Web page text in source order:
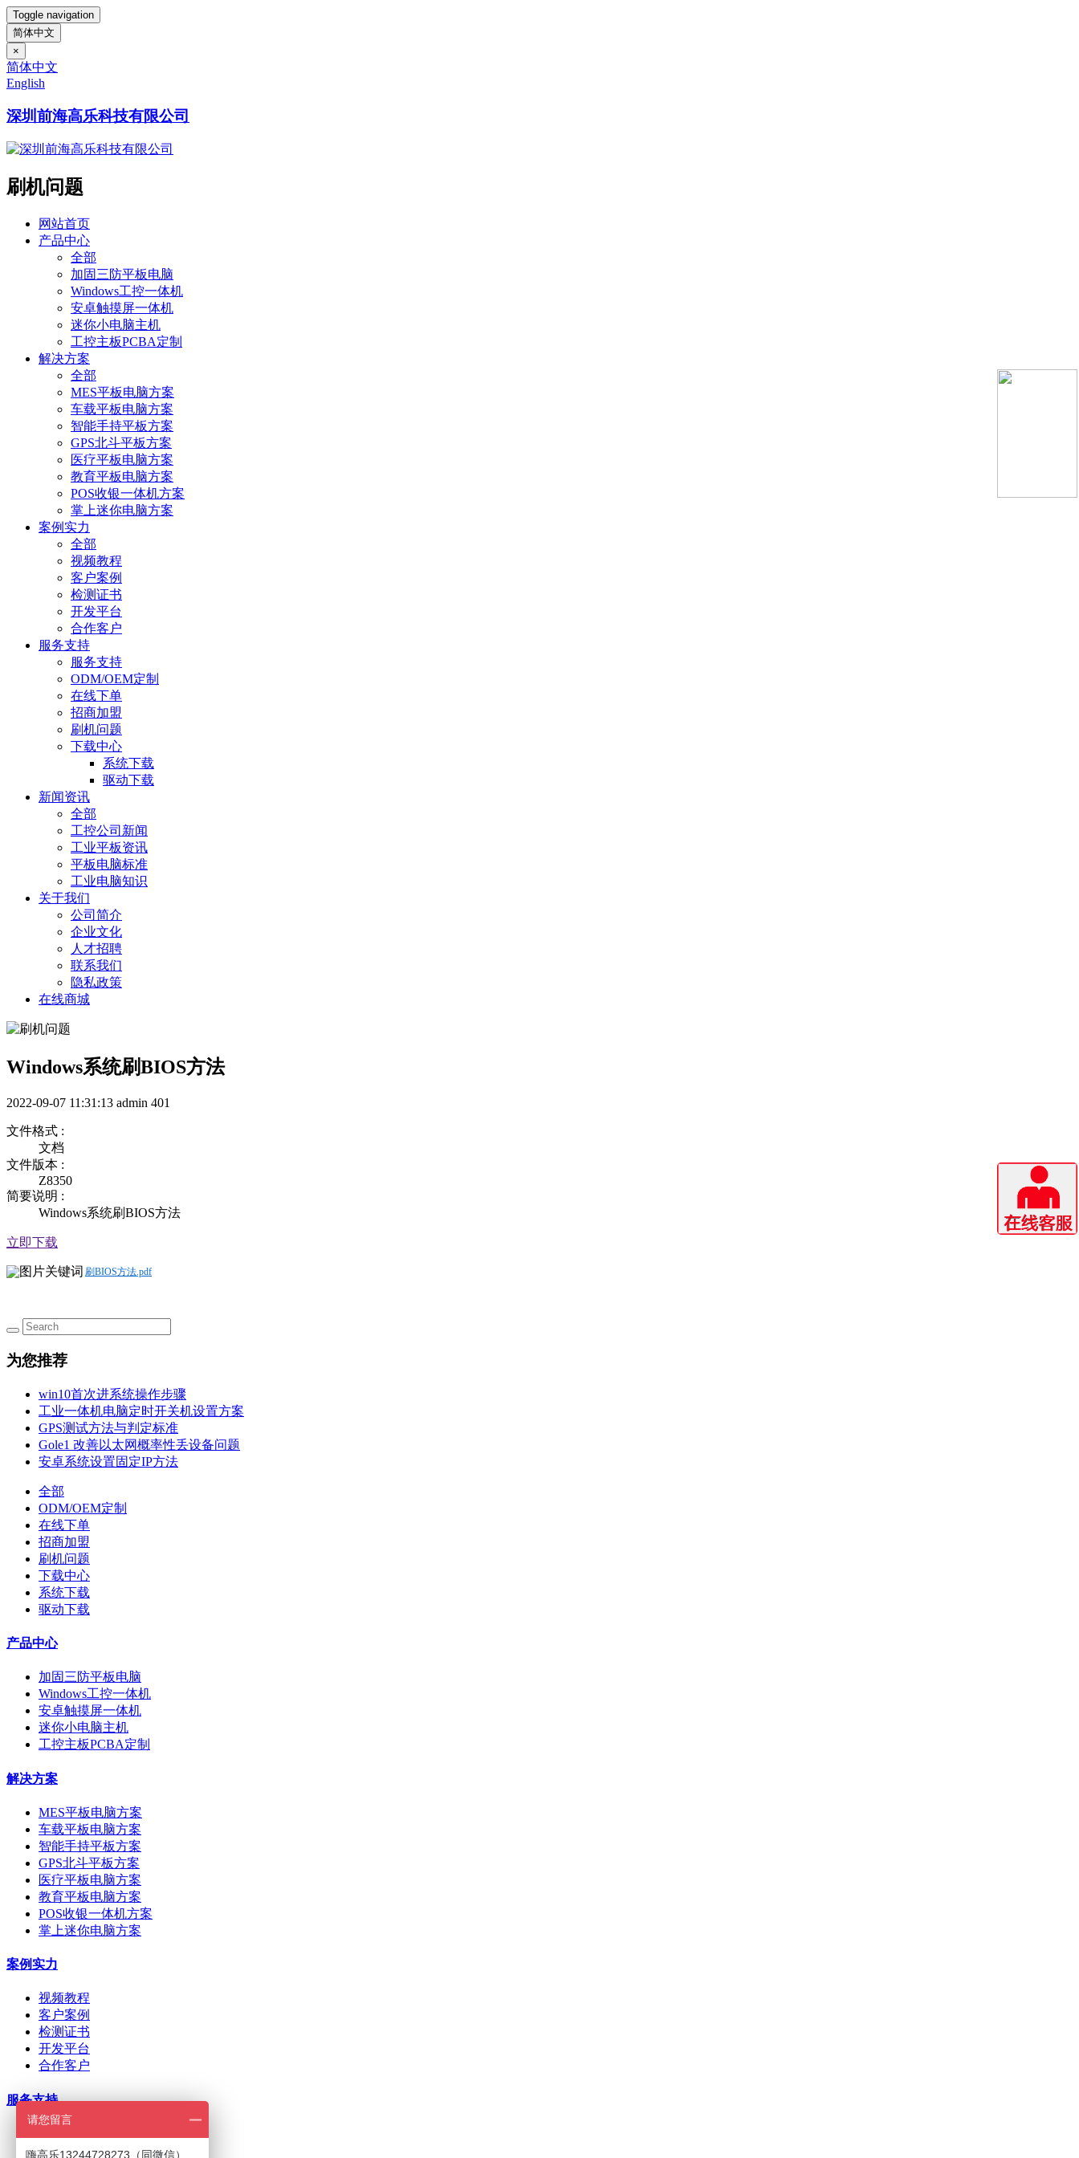
Toggle navigation
简体中文
×
简体中文
English
深圳前海高乐科技有限公司
刷机问题
网站首页
产品中心
全部
加固三防平板电脑
Windows工控一体机
安卓触摸屏一体机
迷你小电脑主机
工控主板PCBA定制
解决方案
全部
MES平板电脑方案
车载平板电脑方案
智能手持平板方案
GPS北斗平板方案
医疗平板电脑方案
教育平板电脑方案
POS收银一体机方案
掌上迷你电脑方案
案例实力
全部
视频教程
客户案例
检测证书
开发平台
合作客户
服务支持
服务支持
ODM/OEM定制
在线下单
招商加盟
刷机问题
下载中心
系统下载
驱动下载
新闻资讯
全部
工控公司新闻
工业平板资讯
平板电脑标准
工业电脑知识
关于我们
公司简介
企业文化
人才招聘
联系我们
隐私政策
在线商城
Windows系统刷BIOS方法
2022-09-07 11:31:13 admin 401
文件格式 :
文档
文件版本 :
Z8350
简要说明 :
Windows系统刷BIOS方法
立即下载
刷BIOS方法.pdf
为您推荐
win10首次进系统操作步骤
工业一体机电脑定时开关机设置方案
GPS测试方法与判定标准
Gole1 改善以太网概率性丢设备问题
安卓系统设置固定IP方法
全部
ODM/OEM定制
在线下单
招商加盟
刷机问题
下载中心
系统下载
驱动下载
产品中心
加固三防平板电脑
Windows工控一体机
安卓触摸屏一体机
迷你小电脑主机
工控主板PCBA定制
解决方案
MES平板电脑方案
车载平板电脑方案
智能手持平板方案
GPS北斗平板方案
医疗平板电脑方案
教育平板电脑方案
POS收银一体机方案
掌上迷你电脑方案
案例实力
视频教程
客户案例
检测证书
开发平台
合作客户
服务支持
在线下单
请您留言
嗨高乐13244728273（同微信）